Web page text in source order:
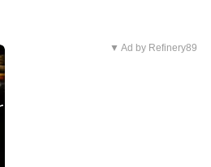
▼ Ad by Refinery89